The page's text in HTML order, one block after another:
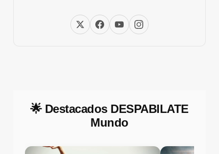
🌟 Destacados DESPABILATE
Mundo